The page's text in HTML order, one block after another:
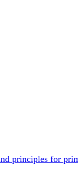
principles for